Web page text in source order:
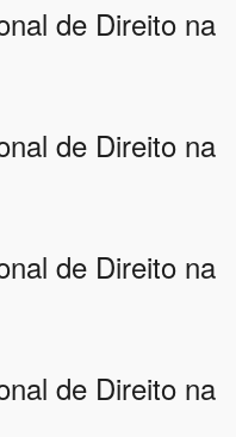
de Direito na
de Direito na
de Direito na
de Direito na